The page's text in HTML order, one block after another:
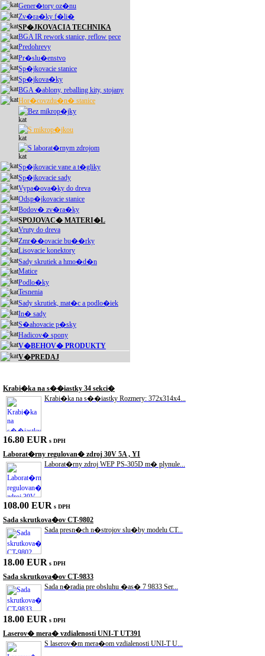
Gener�tory oz�nu
Zv�ra�ky f�li�
SP�JKOVACIA TECHNIKA
BGA IR rework stanice, reflow pece
Predohrevy
Pr�slu�enstvo
Sp�jkovacie stanice
Sp�jkova�ky
BGA �ablony, reballing kity, stojany
Hor�covzdu�n� stanice
Bez mikrop�jky
S mikrop�jkou
S laborat�rnym zdrojom
Sp�jkovacie vane a t�gliky
Sp�jkovacie sady
Vypa�ova�ky do dreva
Odsp�jkovacie stanice
Bodov� zv�ra�ky
SPOJOVAC� MATERI�L
Vruty do dreva
Zmr��ovacie bu��rky
Lisovacie konektory
Sady skrutiek a hmo�d�n
Matice
Podlo�ky
Tesnenia
Sady skrutiek, mat�c a podlo�iek
In� sady
S�ahovacie p�sky
Hadicov� spony
V�BEHOV� PRODUKTY
V�PREDAJ
Krabi�ka na s��iastky 34 sekci�
Krabi�ka na s��iastky Rozmery: 372x314x4...
16.80 EUR s DPH
Laborat�rny regulovan� zdroj 30V 5A , YI
Laborat�rny zdroj WEP PS-305D m� plynule...
108.00 EUR s DPH
Sada skrutkova�ov CT-9802
Sada presn�ch n�strojov slu�by modelu CT...
18.00 EUR s DPH
Sada skrutkova�ov CT-9833
Sada n�radia pre obsluhu �as� 7 9833 Ser...
18.00 EUR s DPH
Laserov� mera� vzdialenosti UNI-T UT391
S laserov�m mera�om vzdialenosti UNI-T U...